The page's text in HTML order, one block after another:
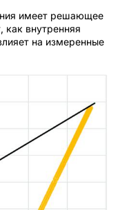
имеет решающее
как внутренняя
на измеренные